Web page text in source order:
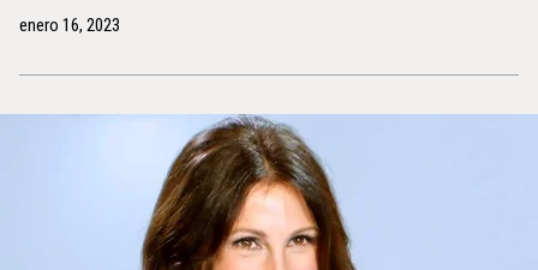
enero 16, 2023